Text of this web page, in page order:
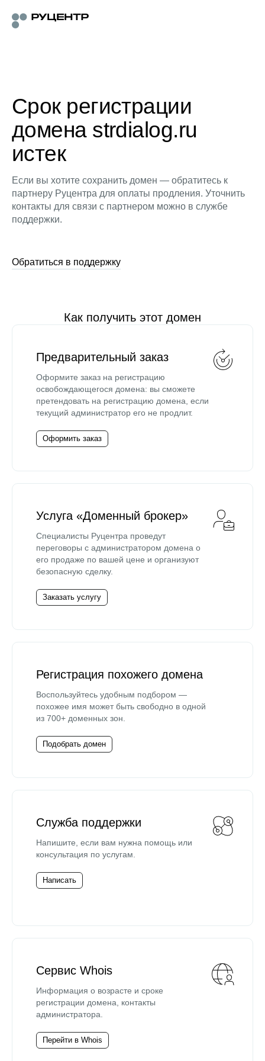
Срок регистрации
домена strdialog.ru
истек
Если вы хотите сохранить домен — обратитесь к
партнеру Руцентра для оплаты продления. Уточнить
контакты для связи с партнером можно в службе
поддержки.
Обратиться в поддержку
Как получить этот домен
Предварительный заказ
Оформите заказ на регистрацию
освобождающегося домена: вы сможете
претендовать на регистрацию домена, если
текущий администратор его не продлит.
Оформить заказ
Услуга «Доменный брокер»
Специалисты Руцентра проведут
переговоры с администратором домена о
его продаже по вашей цене и организуют
безопасную сделку.
Заказать услугу
Регистрация похожего домена
Воспользуйтесь удобным подбором —
похожее имя может быть свободно в одной
из 700+ доменных зон.
Подобрать домен
Служба поддержки
Напишите, если вам нужна помощь или
консультация по услугам.
Написать
Сервис Whois
Информация о возрасте и сроке
регистрации домена, контакты
администратора.
Перейти в Whois